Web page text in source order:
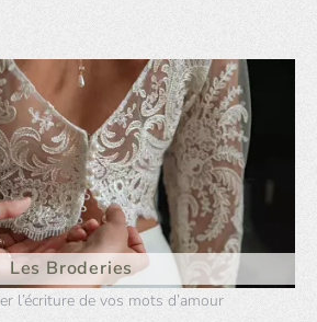
Les Broderies
l’écriture de vos mots d’amour